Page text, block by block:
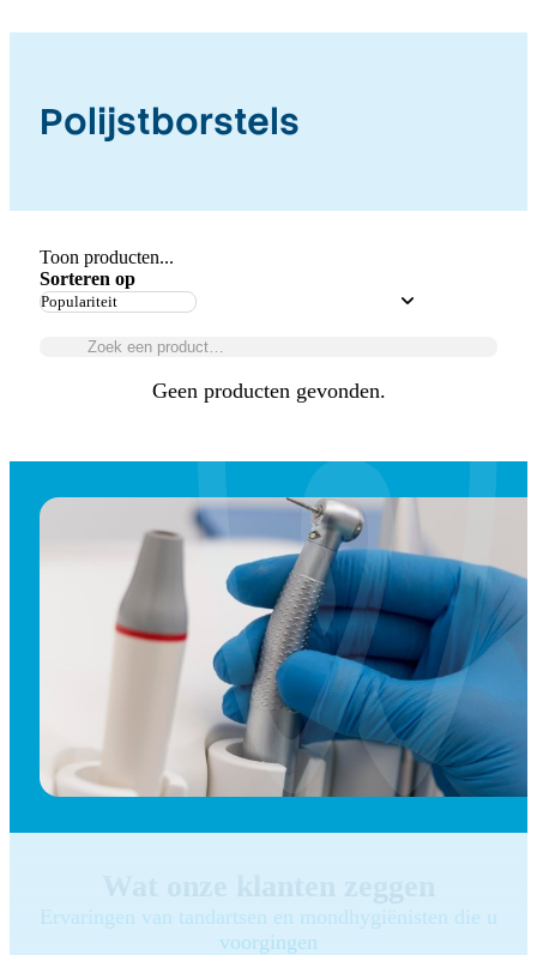
Polijstborstels
Toon producten...
Sorteren op
Geen producten gevonden.
Ervaringen van tandartsen en mondhygiënisten die u
voorgingen